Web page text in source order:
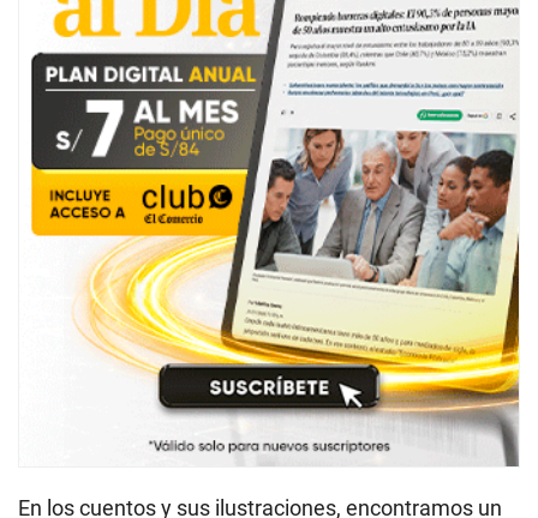
En los cuentos y sus ilustraciones, encontramos un